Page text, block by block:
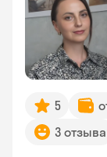
5
3 отзыва